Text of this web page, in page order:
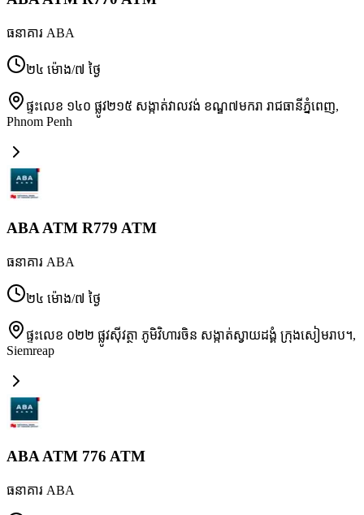
ធនាគារ ABA
២៤ ម៉ោង/៧ ថ្ងៃ
ផ្ទះលេខ ១៤០ ផ្លូវ២១៥ សង្កាត់វាលវង់ ខណ្ឌ៧មករា រាជធានីភ្នំពេញ,
Phnom Penh
ABA ATM R779 ATM
ធនាគារ ABA
២៤ ម៉ោង/៧ ថ្ងៃ
ផ្ទះលេខ ០២២ ផ្លូវស៊ីវត្ថា ភូមិវិហារចិន សង្កាត់ស្វាយដង្គំ ក្រុងសៀមរាប។,
Siemreap
ABA ATM 776 ATM
ធនាគារ ABA